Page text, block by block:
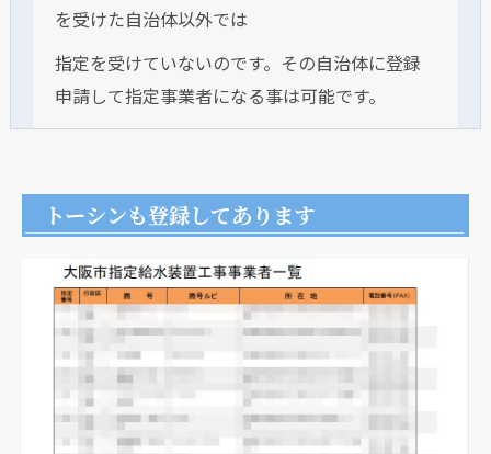
を受けた自治体以外では
指定を受けていないのです。その自治体に登録
申請して指定事業者になる事は可能です。
トーシンも登録してあります